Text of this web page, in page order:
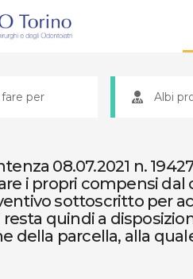
per Albi
08.07.2021 n.
i propri compensi
sottoscritto per
resta quindi a
della parcella, alla